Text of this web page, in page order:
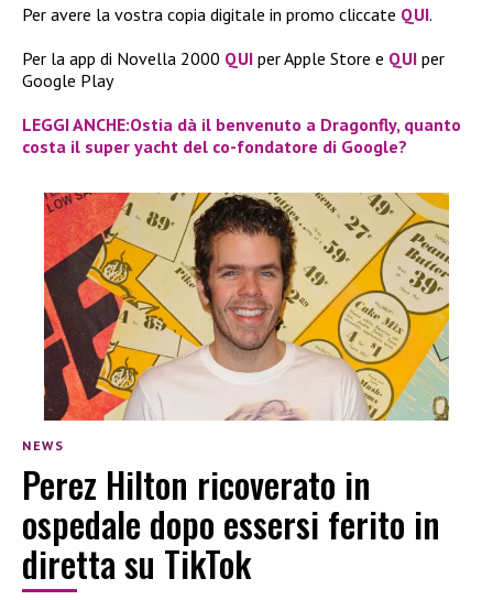
Per avere la vostra copia digitale in promo cliccate QUI.
Per la app di Novella 2000 QUI per Apple Store e QUI per
Google Play
LEGGI ANCHE:Ostia dà il benvenuto a Dragonfly, quanto
costa il super yacht del co-fondatore di Google?
NEWS
Perez Hilton ricoverato in
ospedale dopo essersi ferito in
diretta su TikTok